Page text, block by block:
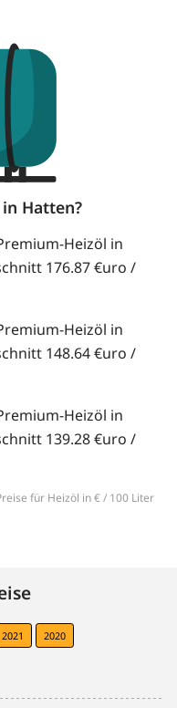
Hatten?
Heizöl in
176.87 €uro /
Heizöl in
148.64 €uro /
Heizöl in
139.28 €uro /
für Heizöl in € / 100 Liter
2021
2020